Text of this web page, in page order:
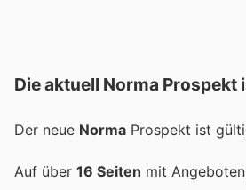
Die aktuell Norma Prospekt
Der neue Norma Prospekt ist
Auf über 16 Seiten mit